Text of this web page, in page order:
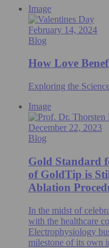
Image
February 14, 2024
Blog
How Love
Exploring the
Image
December 22, 2023
Blog
Gold Standard
of GoldTip is
Ablation
In the midst of
with the healthcare
Electrophysiology
milestone of its own